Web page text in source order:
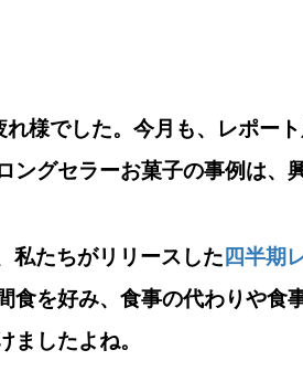
れ様でした。今月も、レポー
ングセラーお菓子の事例は、
私たちがリリースした 四半期
食を好み、食事の代わりや食
ましたよね。